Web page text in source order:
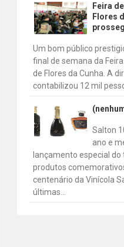
Feira
Flores
Um bom público
final de semana da
de Flores da Cunha. A
contabilizou 12 mil
Salton
ano e
lançamento especial do
produtos
centenário da Vinícola
últimas...